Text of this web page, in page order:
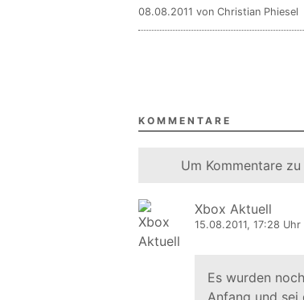
08.08.2011 von Christian Phiesel
KOMMENTARE
Um Kommentare
Xbox Aktuell
15.08.2011, 17:28 Uhr
Es wurden
Anfang und sei